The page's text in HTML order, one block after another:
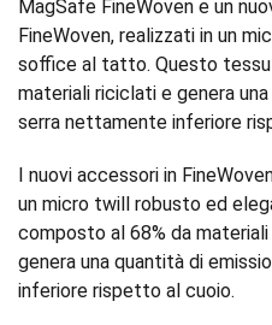
MagSafe FineWoven e un
FineWoven, realizzati in un
soffice al tatto. Questo
materiali riciclati e genera
serra nettamente inferiore
I nuovi accessori in
un micro twill robusto ed
composto al 68% da
genera una quantità di
inferiore rispetto al cuoio.